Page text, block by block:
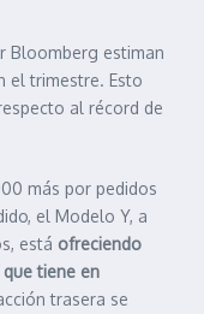
Bloomberg estiman
el trimestre. Esto
al récord de
más por pedidos
el Modelo Y, a
está ofreciendo
tiene en
trasera se